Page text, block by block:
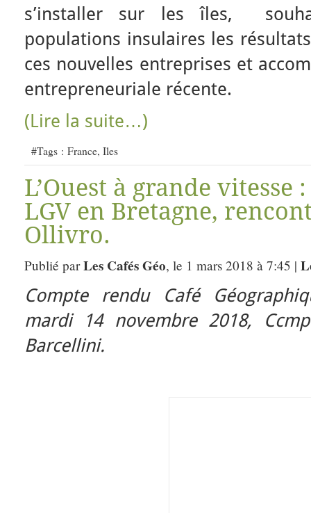
s’installer sur les îles,
populations insulaires les
ces nouvelles entreprises et
entrepreneuriale récente.
(Lire la suite…)
#Tags : France, Iles
L’Ouest à grande vitesse
LGV en Bretagne,
Ollivro.
Publié parLes Cafés Géo, le 1 mars 2018 à 7:45 |
Compte rendu Café
mardi 14 novembre 2018,
Barcellini.